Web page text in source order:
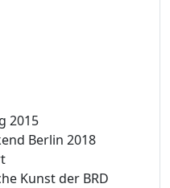
2015
Berlin 2018
Kunst der BRD